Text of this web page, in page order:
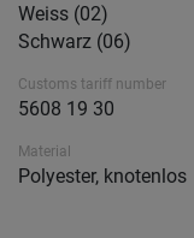
Weiss (02)
Schwarz (06)
Customs tariff number
5608 19 30
Material
Polyester, knotenlos